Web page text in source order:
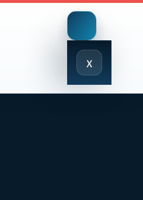
x
Close
Menu